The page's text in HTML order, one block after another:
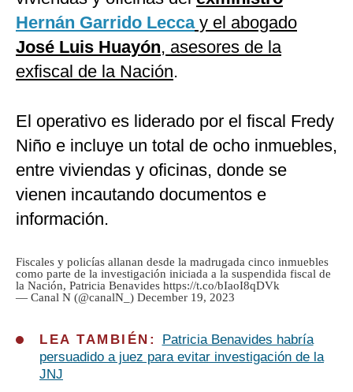
Hernán Garrido Leccay el abogado
José Luis Huayón, asesores de la
exfiscal de la Nación.
El operativo es liderado por el fiscal Fredy
Niño e incluye un total de ocho inmuebles,
entre viviendas y oficinas, donde se
vienen incautando documentos e
información.
Fiscales y policías allanan desde la madrugada cinco inmuebles
como parte de la investigación iniciada a la suspendida fiscal de
la Nación, Patricia Benavides https://t.co/bIaoI8qDVk
— Canal N (@canalN_) December 19, 2023
LEA TAMBIÉN:
Patricia Benavides habría
persuadido a juez para evitar investigación de la
JNJ